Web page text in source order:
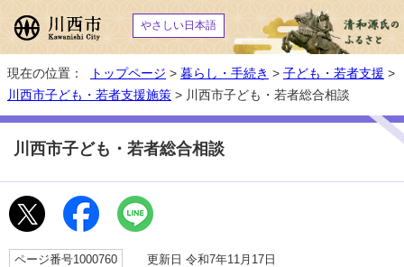
やさしい日本語
現在の位置： トップページ > 暮らし・手続き > 子ども・若者支援 >
川西市子ども・若者支援施策 > 川西市子ども・若者総合相談
川西市子ども・若者総合相談
ページ番号1000760 更新日 令和7年11月17日